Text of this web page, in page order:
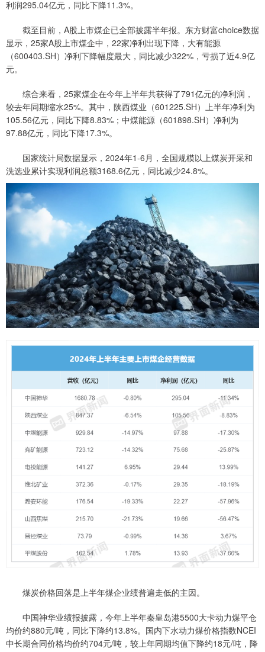
利润295.04亿元，同比下降11.3%。
截至目前，A股上市煤企已全部披露半年报。东方财富choice数据
显示，25家A股上市煤企中，22家净利出现下降，大有能源
（600403.SH）净利下降幅度最大，同比减少322%，亏损了近4.9亿
元。
综合来看，25家煤企在今年上半年共获得了791亿元的净利润，
较去年同期缩水25%。其中，陕西煤业（601225.SH）上半年净利为
105.56亿元，同比下降8.83%；中煤能源（601898.SH）净利为
97.88亿元，同比下降17.3%。
国家统计局数据显示，2024年1-6月，全国规模以上煤炭开采和
洗选业累计实现利润总额3168.6亿元，同比减少24.8%。
煤炭价格回落是上半年煤企业绩普遍走低的主因。
中国神华业绩报披露，今年上半年秦皇岛港5500大卡动力煤平仓
均价约880元/吨，同比下降约13.8%。国内下水动力煤价格指数NCEI
中长期合同价格均价约704元/吨，较上年同期均值下降约18元/吨，降